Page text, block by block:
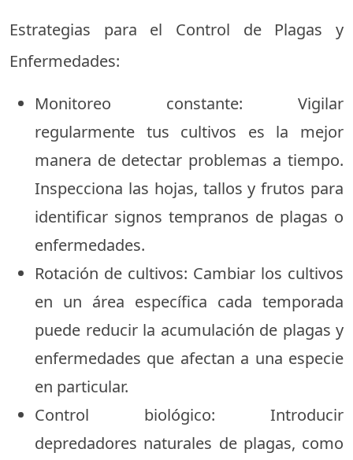
Estrategias para el Control de Plagas y
Enfermedades:
Monitoreo constante: Vigilar
regularmente tus cultivos es la mejor
manera de detectar problemas a tiempo.
Inspecciona las hojas, tallos y frutos para
identificar signos tempranos de plagas o
enfermedades.
Rotación de cultivos: Cambiar los cultivos
en un área específica cada temporada
puede reducir la acumulación de plagas y
enfermedades que afectan a una especie
en particular.
Control biológico: Introducir
depredadores naturales de plagas, como